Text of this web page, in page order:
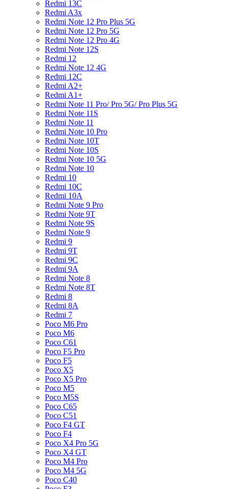
Redmi 13C
Redmi A3x
Redmi Note 12 Pro Plus 5G
Redmi Note 12 Pro 5G
Redmi Note 12 Pro 4G
Redmi Note 12S
Redmi 12
Redmi Note 12 4G
Redmi 12C
Redmi A2+
Redmi A1+
Redmi Note 11 Pro/ Pro 5G/ Pro Plus 5G
Redmi Note 11S
Redmi Note 11
Redmi Note 10 Pro
Redmi Note 10T
Redmi Note 10S
Redmi Note 10 5G
Redmi Note 10
Redmi 10
Redmi 10C
Redmi 10A
Redmi Note 9 Pro
Redmi Note 9T
Redmi Note 9S
Redmi Note 9
Redmi 9
Redmi 9T
Redmi 9C
Redmi 9A
Redmi Note 8
Redmi Note 8T
Redmi 8
Redmi 8A
Redmi 7
Poco M6 Pro
Poco M6
Poco C61
Poco F5 Pro
Poco F5
Poco X5
Poco X5 Pro
Poco M5
Poco M5S
Poco C65
Poco C51
Poco F4 GT
Poco F4
Poco X4 Pro 5G
Poco X4 GT
Poco M4 Pro
Poco M4 5G
Poco C40